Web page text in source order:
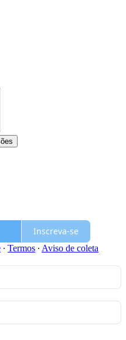
Inscreva-se
∙ Termos ∙ Aviso de coleta